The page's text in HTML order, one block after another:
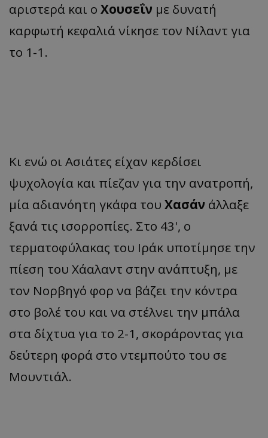
αριστερά και ο Χουσεΐν με δυνατή
καρφωτή κεφαλιά νίκησε τον Νίλαντ για
το 1-1.
Κι ενώ οι Ασιάτες είχαν κερδίσει
ψυχολογία και πίεζαν για την ανατροπή,
μία αδιανόητη γκάφα του Χασάν άλλαξε
ξανά τις ισορροπίες. Στο 43', ο
τερματοφύλακας του Ιράκ υποτίμησε την
πίεση του Χάαλαντ στην ανάπτυξη, με
τον Νορβηγό φορ να βάζει την κόντρα
στο βολέ του και να στέλνει την μπάλα
στα δίχτυα για το 2-1, σκοράροντας για
δεύτερη φορά στο ντεμπούτο του σε
Μουντιάλ.